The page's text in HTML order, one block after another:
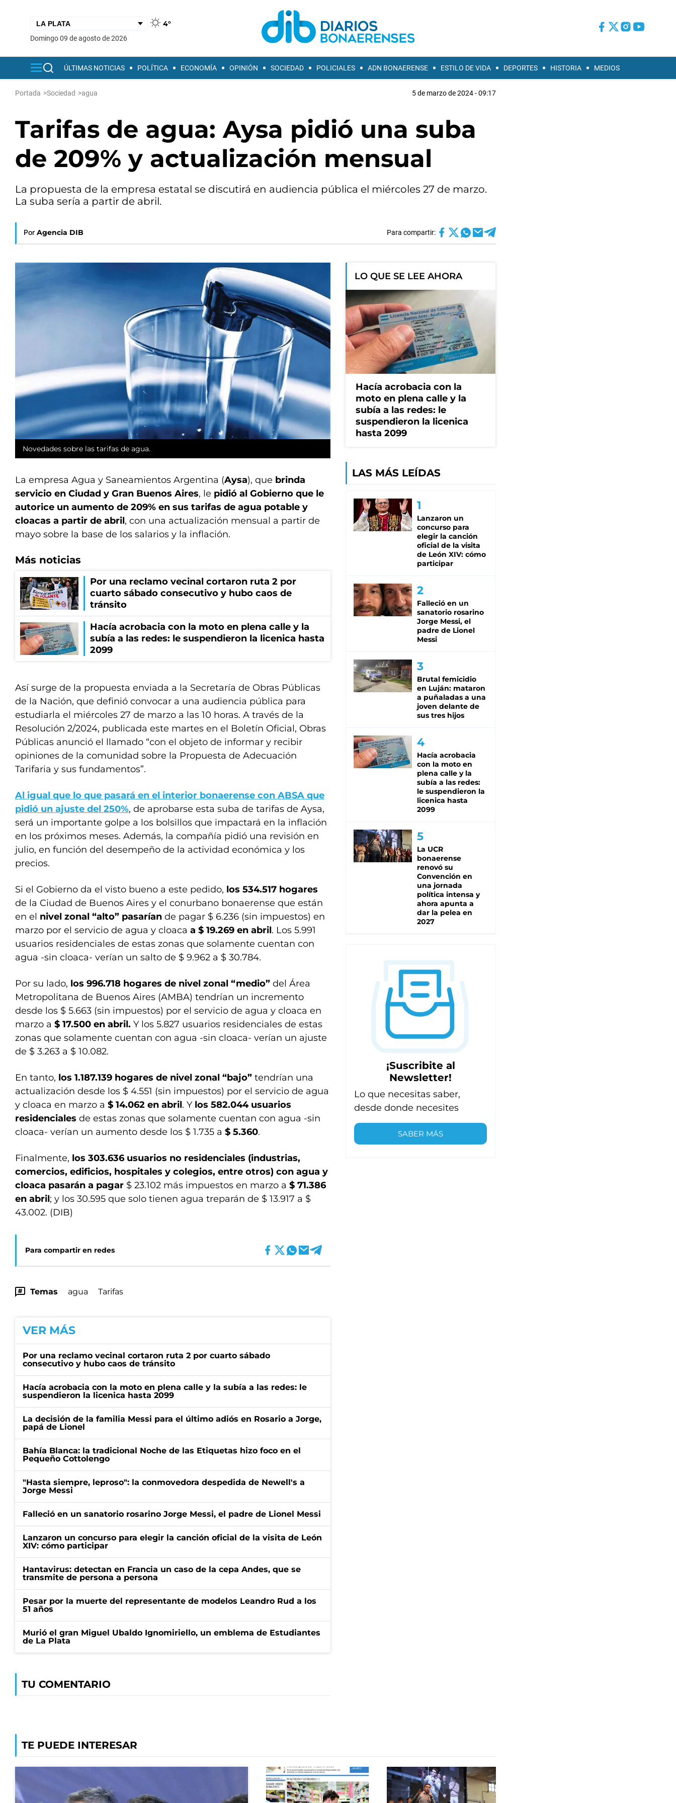
4°
domingo 09 de agosto de 2026
ÚLTIMAS NOTICIAS POLÍTICA ECONOMÍA OPINIÓN SOCIEDAD POLICIALES ADN BONAERENSE ESTILO DE VIDA DEPORTES HISTORIA MEDIOS
Portada >Sociedad >agua 5 de marzo de 2024 - 09:17
Tarifas de agua: Aysa pidió una suba
de 209% y actualización mensual
La propuesta de la empresa estatal se discutirá en audiencia pública el miércoles 27 de marzo.
La suba sería a partir de abril.
Por Agencia DIB Para compartir:
Novedades sobre las tarifas de agua.
La empresa Agua y Saneamientos Argentina (Aysa), que brinda
servicio en Ciudad y Gran Buenos Aires, le pidió al Gobierno que le
autorice un aumento de 209% en sus tarifas de agua potable y
cloacas a partir de abril, con una actualización mensual a partir de
mayo sobre la base de los salarios y la inflación.
Más noticias
Por una reclamo vecinal cortaron ruta 2 por
cuarto sábado consecutivo y hubo caos de
tránsito
Hacía acrobacia con la moto en plena calle y la
subía a las redes: le suspendieron la licenica hasta
2099
Así surge de la propuesta enviada a la Secretaría de Obras Públicas
de la Nación, que definió convocar a una audiencia pública para
estudiarla el miércoles 27 de marzo a las 10 horas. A través de la
Resolución 2/2024, publicada este martes en el Boletín Oficial, Obras
Públicas anunció el llamado “con el objeto de informar y recibir
opiniones de la comunidad sobre la Propuesta de Adecuación
Tarifaria y sus fundamentos”.
Al igual que lo que pasará en el interior bonaerense con ABSA que
pidió un ajuste del 250%, de aprobarse esta suba de tarifas de Aysa,
será un importante golpe a los bolsillos que impactará en la inflación
en los próximos meses. Además, la compañía pidió una revisión en
julio, en función del desempeño de la actividad económica y los
precios.
Si el Gobierno da el visto bueno a este pedido, los 534.517 hogares
de la Ciudad de Buenos Aires y el conurbano bonaerense que están
en el nivel zonal “alto” pasarían de pagar $ 6.236 (sin impuestos) en
marzo por el servicio de agua y cloaca a $ 19.269 en abril. Los 5.991
usuarios residenciales de estas zonas que solamente cuentan con
agua -sin cloaca- verían un salto de $ 9.962 a $ 30.784.
Por su lado, los 996.718 hogares de nivel zonal “medio” del Área
Metropolitana de Buenos Aires (AMBA) tendrían un incremento
desde los $ 5.663 (sin impuestos) por el servicio de agua y cloaca en
marzo a $ 17.500 en abril. Y los 5.827 usuarios residenciales de estas
zonas que solamente cuentan con agua -sin cloaca- verían un ajuste
de $ 3.263 a $ 10.082.
En tanto, los 1.187.139 hogares de nivel zonal “bajo” tendrían una
actualización desde los $ 4.551 (sin impuestos) por el servicio de agua
y cloaca en marzo a $ 14.062 en abril. Y los 582.044 usuarios
residenciales de estas zonas que solamente cuentan con agua -sin
cloaca- verían un aumento desde los $ 1.735 a $ 5.360.
Finalmente, los 303.636 usuarios no residenciales (industrias,
comercios, edificios, hospitales y colegios, entre otros) con agua y
cloaca pasarán a pagar $ 23.102 más impuestos en marzo a $ 71.386
en abril; y los 30.595 que solo tienen agua treparán de $ 13.917 a $
43.002. (DIB)
Para compartir en redes
Temas agua Tarifas
VER MÁS
Por una reclamo vecinal cortaron ruta 2 por cuarto sábado
consecutivo y hubo caos de tránsito
Hacía acrobacia con la moto en plena calle y la subía a las redes: le
suspendieron la licenica hasta 2099
La decisión de la familia Messi para el último adiós en Rosario a Jorge,
papá de Lionel
Bahía Blanca: la tradicional Noche de las Etiquetas hizo foco en el
Pequeño Cottolengo
"Hasta siempre, leproso": la conmovedora despedida de Newell's a
Jorge Messi
Falleció en un sanatorio rosarino Jorge Messi, el padre de Lionel Messi
Lanzaron un concurso para elegir la canción oficial de la visita de León
XIV: cómo participar
Hantavirus: detectan en Francia un caso de la cepa Andes, que se
transmite de persona a persona
Pesar por la muerte del representante de modelos Leandro Rud a los
51 años
Murió el gran Miguel Ubaldo Ignomiriello, un emblema de Estudiantes
de La Plata
TU COMENTARIO
LO QUE SE LEE AHORA
Hacía acrobacia con la
moto en plena calle y la
subía a las redes: le
suspendieron la licenica
hasta 2099
LAS MÁS LEÍDAS
Lanzaron un
concurso para
elegir la canción
oficial de la visita
de León XIV: cómo
participar
Falleció en un
sanatorio rosarino
Jorge Messi, el
padre de Lionel
Messi
Brutal femicidio
en Luján: mataron
a puñaladas a una
joven delante de
sus tres hijos
Hacía acrobacia
con la moto en
plena calle y la
subía a las redes:
le suspendieron la
licenica hasta
2099
La UCR
bonaerense
renovó su
Convención en
una jornada
política intensa y
ahora apunta a
dar la pelea en
2027
¡Suscribite al
Newsletter!
Lo que necesitas saber,
desde donde necesites
SABER MÁS
TE PUEDE INTERESAR